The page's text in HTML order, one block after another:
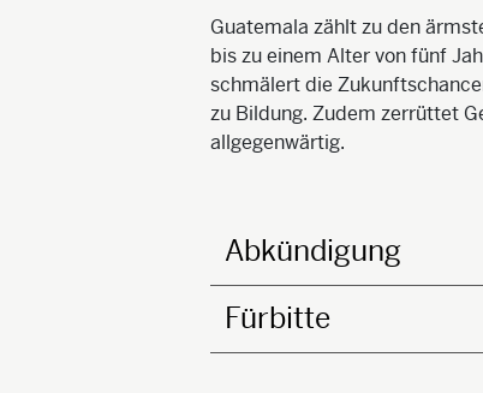
Guatemala zählt zu den
bis zu einem Alter von fünf
schmälert die
zu Bildung. Zudem zerrüttet
allgegenwärtig.
Abkündigung
Fürbitte